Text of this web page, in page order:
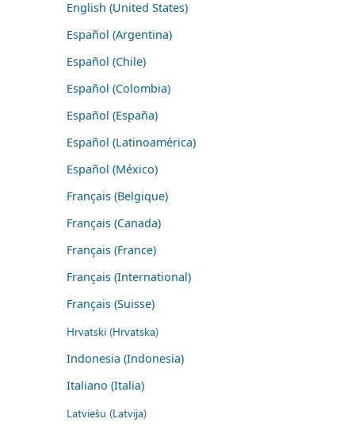
English (United States)
Español (Argentina)
Español (Chile)
Español (Colombia)
Español (España)
Español (Latinoamérica)
Español (México)
Français (Belgique)
Français (Canada)
Français (France)
Français (International)
Français (Suisse)
Hrvatski (Hrvatska)
Indonesia (Indonesia)
Italiano (Italia)
Latviešu (Latvija)